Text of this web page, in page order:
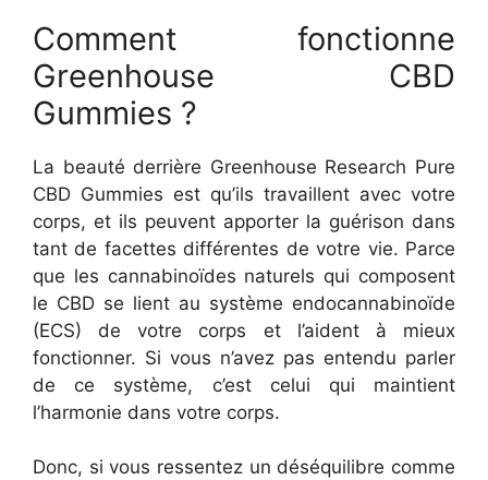
Comment fonctionne
Greenhouse CBD
Gummies ?
La beauté derrière Greenhouse Research Pure
CBD Gummies est qu’ils travaillent avec votre
corps, et ils peuvent apporter la guérison dans
tant de facettes différentes de votre vie. Parce
que les cannabinoïdes naturels qui composent
le CBD se lient au système endocannabinoïde
(ECS) de votre corps et l’aident à mieux
fonctionner. Si vous n’avez pas entendu parler
de ce système, c’est celui qui maintient
l’harmonie dans votre corps.
Donc, si vous ressentez un déséquilibre comme